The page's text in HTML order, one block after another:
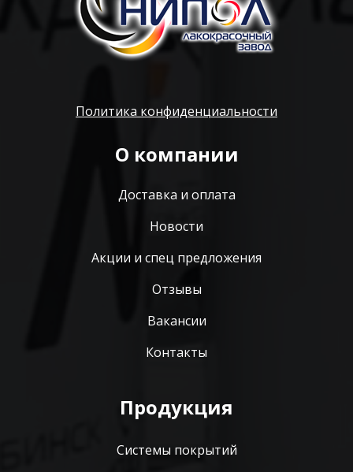
Политика конфиденциальности
О компании
Доставка и оплата
Новости
Акции и спец предложения
Отзывы
Вакансии
Контакты
Продукция
Системы покрытий